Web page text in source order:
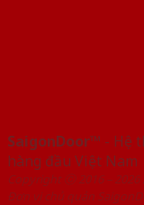
SaigonDoor™ - Hệ
hàng đầu Việt Nam
Copyright ⓒ 2016 –
Đơn vị chủ quản